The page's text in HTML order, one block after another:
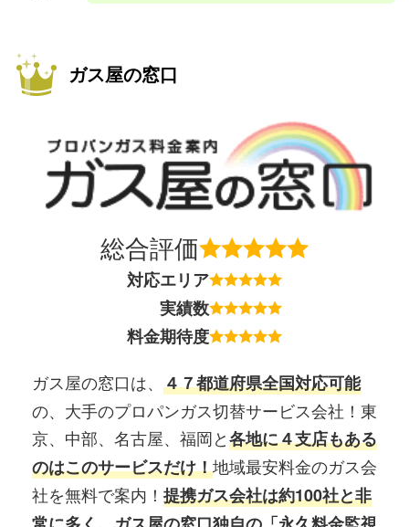
ガス屋の窓口
総合評価
対応エリア
実績数
料金期待度
ガス屋の窓口は、 ４７都道府県全国対応可能
の、大手のプロパンガス切替サービス会社！東
京、中部、名古屋、福岡と各地に４支店もある
のはこのサービスだけ！地域最安料金のガス会
社を無料で案内！ 提携ガス会社は約100社と非